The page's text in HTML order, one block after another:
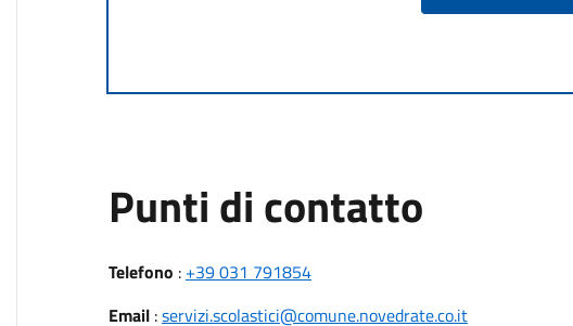
Punti di contatto
Telefono : +39 031 791854
Email:servizi.scolastici@comune.novedrate.co.it